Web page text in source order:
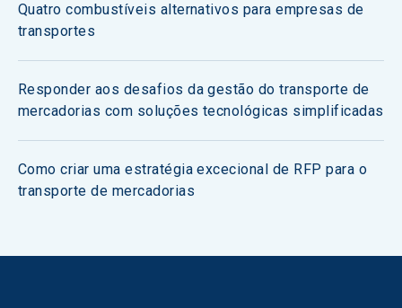
Quatro combustíveis alternativos para empresas de
transportes
Responder aos desafios da gestão do transporte de
mercadorias com soluções tecnológicas simplificadas
Como criar uma estratégia excecional de RFP para o
transporte de mercadorias